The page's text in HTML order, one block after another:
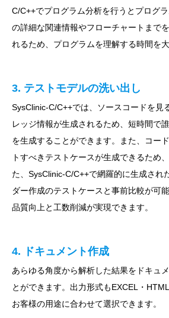
C/C++でプログラム分析を行うとプログ
の詳細な関連情報やフローチャートまで
れるため、プログラムを理解する時間を
3. テストモデルの洗い出し
SysClinic-C/C++では、ソースコードを見
レッジ情報が生成されるため、短時間で
を生成することができます。また、コー
トすべきテストケースが生成できるため
た、SysClinic-C/C++で網羅的に生成され
ダー作成のテストケースと事前比較が可
品質向上と工数削減が実現できます。
4. ドキュメント作成
あらゆる角度から解析した結果をドキュ
とができます。出力形式もEXCEL・
お客様の用途に合わせて選択できます。